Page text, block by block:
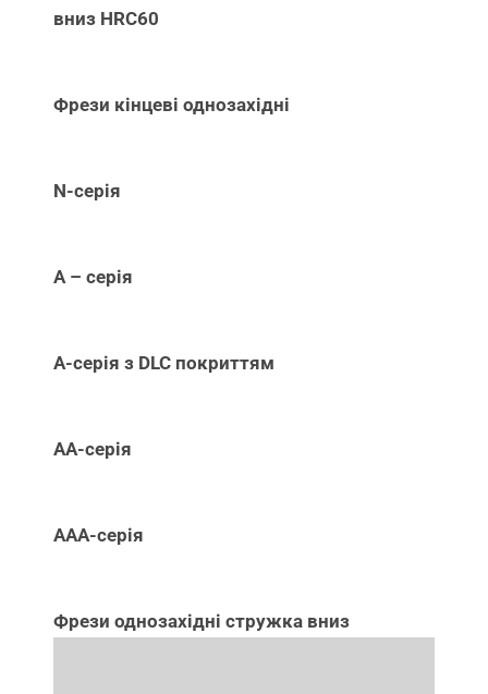
вниз НRC60
Фрези кінцеві однозахідні
N-серія
А – серія
А-серія з DLC покриттям
АА-серія
ААА-серія
Фрези однозахідні стружка вниз